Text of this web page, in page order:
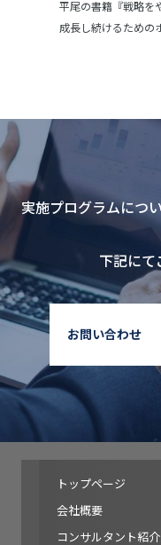
平尾の書籍『戦略を
成長し続けるための
実施プログラムにつ
下記にて
お問い合わせ
トップページ
会社概要
コンサルタント紹介